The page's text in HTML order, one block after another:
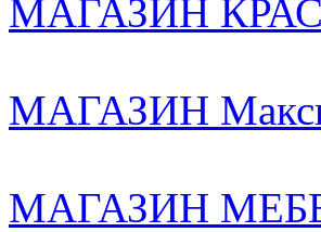
МАГАЗИН
МАГАЗИН
МАГАЗИН